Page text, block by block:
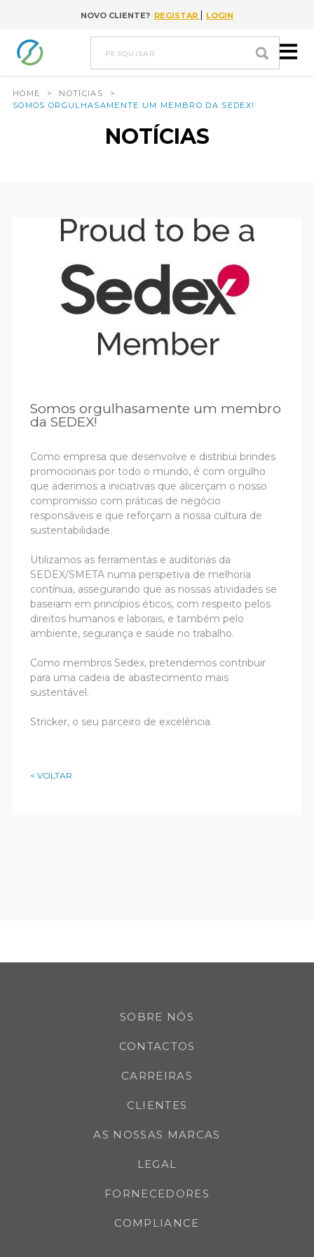
Ir para conteúdo
NOVO CLIENTE? REGISTAR | LOGIN
pesquisar
HOME > NOTÍCIAS
>
SOMOS ORGULHASAMENTE UM MEMBRO DA SEDEX!
NOTÍCIAS
Somos orgulhasamente um membro
da SEDEX!
Como empresa que desenvolve e distribui brindes
promocionais por todo o mundo, é com orgulho
que aderimos a iniciativas que alicerçam o nosso
compromisso com práticas de negócio
responsáveis e que reforçam a nossa cultura de
sustentabilidade.
Utilizamos as ferramentas e auditorias da
SEDEX/SMETA numa perspetiva de melhoria
contínua, assegurando que as nossas atividades se
baseiam em princípios éticos, com respeito pelos
direitos humanos e laborais, e também pelo
ambiente, segurança e saúde no trabalho.
Como membros Sedex, pretendemos contribuir
para uma cadeia de abastecimento mais
sustentável.
Stricker, o seu parceiro de excelência.
< VOLTAR
SOBRE NÓS
CONTACTOS
CARREIRAS
CLIENTES
AS NOSSAS MARCAS
LEGAL
FORNECEDORES
COMPLIANCE